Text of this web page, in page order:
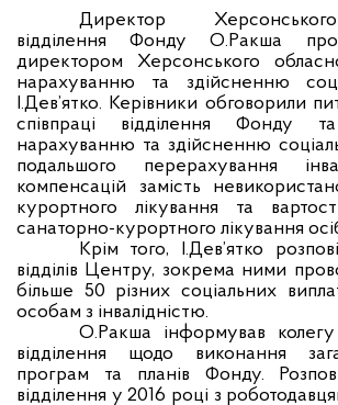
Директор
відділення Фонду О.Ракша
директором Херсонського
нарахуванню та здійсненню
І.Дев’ятко. Керівники обговорили
співпраці відділення Фонду
нарахуванню та здійсненню
подальшого перерахування
компенсацій замість
курортного лікування та
санаторно-курортного лікування
Крім того, І.Дев’ятко
відділів Центру, зокрема ними
більше 50 різних соціальних
особам з інвалідністю.
О.Ракша інформував колегу
відділення щодо виконання
програм та планів Фонду.
відділення у 2016 році з